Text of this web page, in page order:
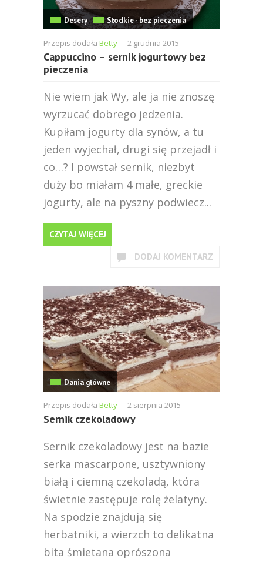
Desery Słodkie - bez pieczenia
Przepis dodała Betty - 2 grudnia 2015
Cappuccino – sernik jogurtowy bez
pieczenia
Nie wiem jak Wy, ale ja nie znoszę
wyrzucać dobrego jedzenia.
Kupiłam jogurty dla synów, a tu
jeden wyjechał, drugi się przejadł i
co…? I powstał sernik, niezbyt
duży bo miałam 4 małe, greckie
jogurty, ale na pyszny podwiecz...
CZYTAJ WIĘCEJ
DODAJ KOMENTARZ
Dania główne
Przepis dodała Betty - 2 sierpnia 2015
Sernik czekoladowy
Sernik czekoladowy jest na bazie
serka mascarpone, usztywniony
białą i ciemną czekoladą, która
świetnie zastępuje rolę żelatyny.
Na spodzie znajdują się
herbatniki, a wierzch to delikatna
bita śmietana oprószona